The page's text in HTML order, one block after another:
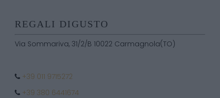
REGALI DIGUSTO
Via Sommariva, 31/2/B 10022 Carmagnola(TO)
+39 011 9715272
+39 380 6441674